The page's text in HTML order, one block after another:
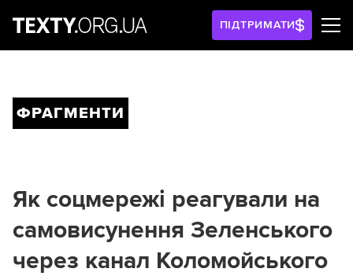
ПІДТРИМАТИ
ФРАГМЕНТИ
Як соцмережі реагували на
самовисунення Зеленського
через канал Коломойського